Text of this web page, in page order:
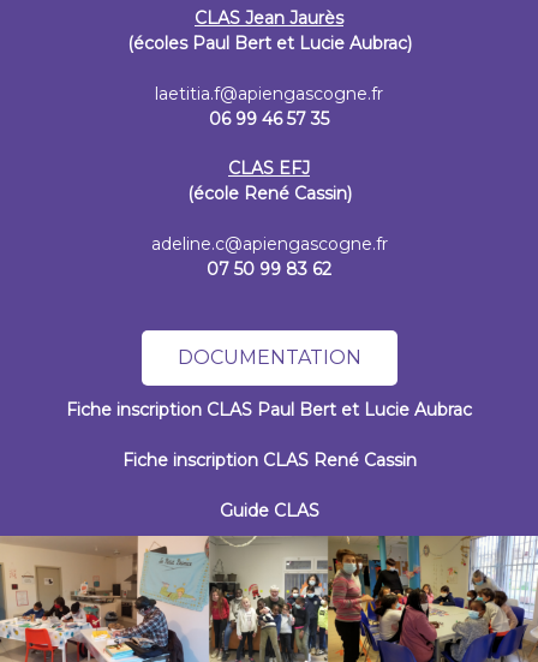
CLAS Jean Jaurès
(écoles Paul Bert et Lucie Aubrac)
laetitia.f@apiengascogne.fr
06 99 46 57 35
CLAS EFJ
(école René Cassin)
adeline.c@apiengascogne.fr
07 50 99 83 62
DOCUMENTATION
Fiche inscription CLAS Paul Bert et Lucie Aubrac
Fiche inscription CLAS René Cassin
Guide CLAS